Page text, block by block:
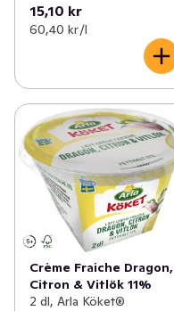
15,10 kr
60,40 kr /l
Crème Fraiche Dragon,
Citron & Vitlök 11%
2 dl, Arla Köket®